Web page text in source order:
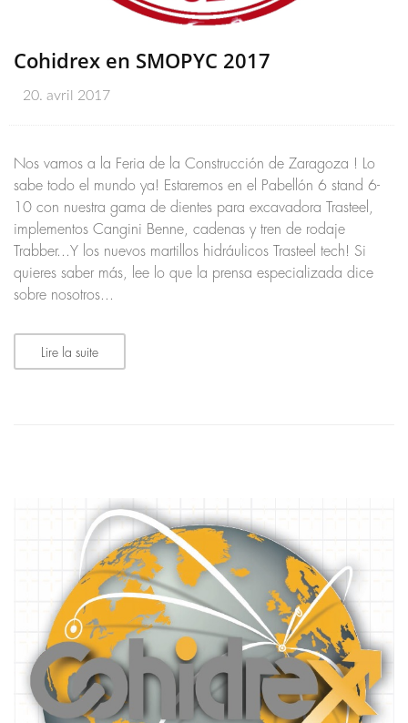
Cohidrex en SMOPYC 2017
20. avril 2017
Nos vamos a la Feria de la Construcción de Zaragoza ! Lo
sabe todo el mundo ya! Estaremos en el Pabellón 6 stand 6-
10 con nuestra gama de dientes para excavadora Trasteel,
implementos Cangini Benne, cadenas y tren de rodaje
Trabber...Y los nuevos martillos hidráulicos Trasteel tech! Si
quieres saber más, lee lo que la prensa especializada dice
sobre nosotros...
Lire la suite